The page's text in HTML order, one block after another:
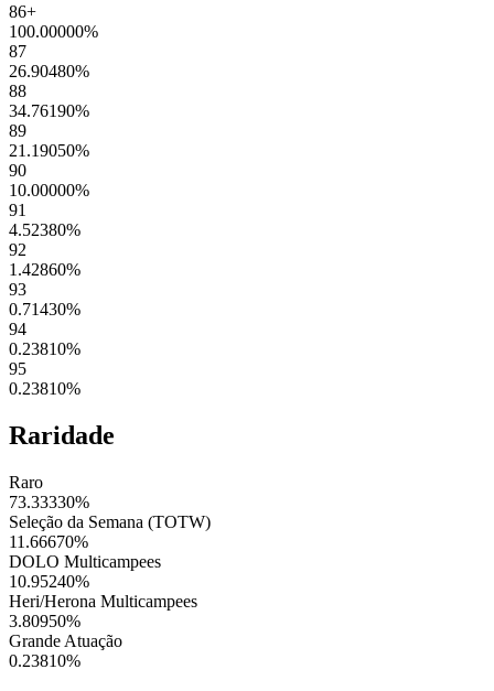
86+
100.00000%
87
26.90480%
88
34.76190%
89
21.19050%
90
10.00000%
91
4.52380%
92
1.42860%
93
0.71430%
94
0.23810%
95
0.23810%
Raridade
Raro
73.33330%
Seleção da Semana (TOTW)
11.66670%
DOLO Multicampees
10.95240%
Heri/Herona Multicampees
3.80950%
Grande Atuação
0.23810%